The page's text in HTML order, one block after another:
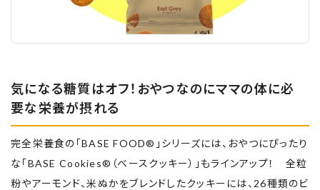
気になる糖質はオフ！おやつなのにママの体に必
要な栄養が摂れる
完全栄養食の「BASE FOOD®」シリーズには、おやつにぴったり
な「BASE Cookies®（ベースクッキー）」もラインアップ！ 全粒
粉やアーモンド、米ぬかをブレンドしたクッキーには、26種類のビ